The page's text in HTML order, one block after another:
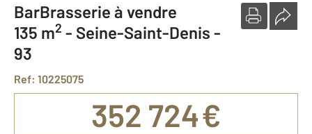
BarBrasserie à vendre
135 m2 - Seine-Saint-Denis -
93
Ref: 10225075
352 724 €